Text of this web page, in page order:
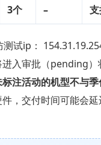
3个 –
试ip：
入审批（pending
标注活动的机型不与
，交付时间可能会